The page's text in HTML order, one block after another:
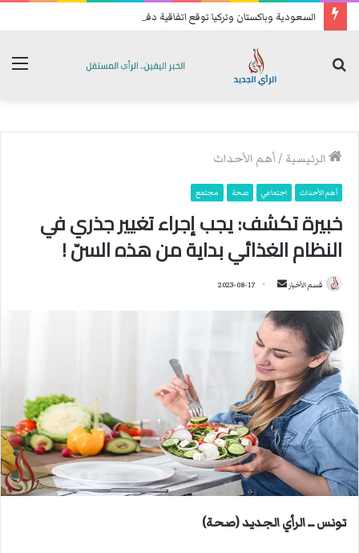
السعودية وباكستان وتركيا توقع اتفاقية دفاع مشترك
الرئيسية /أهم الأحداث
أهم الأحداث اجتماعي صحة مجتمع
خبيرة تكشف: يجب إجراء تغيير جذري في
النظام الغذائي بداية من هذه السنّ !
قسم الأخبار
س
ب
ر
ي
د
ا
إ
ل
ك
ت
2023-08-17
تونس ــ الرأي الجديد (صحة)